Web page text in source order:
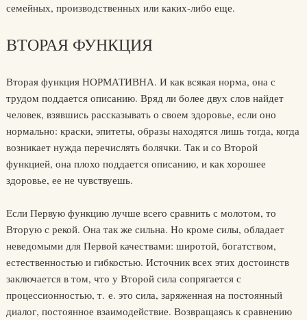
семейных, производственных или каких-либо еще.
ВТОРАЯ ФУНКЦИЯ
Вторая функция НОРМАТИВНА. И как всякая норма, она с
трудом поддается описанию. Вряд ли более двух слов найдет
человек, взявшись рассказывать о своем здоровье, если оно
нормально: краски, эпитеты, образы находятся лишь тогда, когда
возникает нужда перечислять болячки. Так и со Второй
функцией, она плохо поддается описанию, и как хорошее
здоровье, ее не чувствуешь.
Если Первую функцию лучше всего сравнить с молотом, то
Вторую с рекой. Она так же сильна. Но кроме силы, обладает
неведомыми для Первой качествами: широтой, богатством,
естественностью и гибкостью. Источник всех этих достоинств
заключается в том, что у Второй сила сопрягается с
процессионностью, т. е. это сила, заряженная на постоянный
диалог, постоянное взаимодействие. Возвращаясь к сравнению